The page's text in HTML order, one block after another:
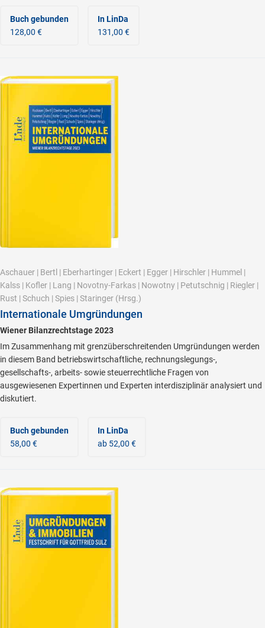
Buch gebunden
128,00 €
In LinDa
131,00 €
Aschauer | Bertl | Eberhartinger | Eckert | Egger | Hirschler | Hummel |
Kalss | Kofler | Lang | Novotny-Farkas | Nowotny | Petutschnig | Riegler |
Rust | Schuch | Spies | Staringer (Hrsg.)
Internationale Umgründungen
Wiener Bilanzrechtstage 2023
Im Zusammenhang mit grenzüberschreitenden Umgründungen werden
in diesem Band betriebswirtschaftliche, rechnungslegungs-,
gesellschafts-, arbeits- sowie steuerrechtliche Fragen von
ausgewiesenen Expertinnen und Experten interdisziplinär analysiert und
diskutiert.
Buch gebunden
58,00 €
In LinDa
ab 52,00 €